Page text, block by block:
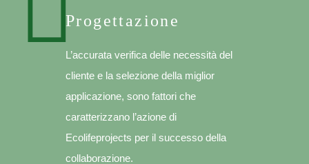
Progettazione
L’accurata verifica delle necessità del
cliente e la selezione della miglior
applicazione, sono fattori che
caratterizzano l’azione di
Ecolifeprojects per il successo della
collaborazione.